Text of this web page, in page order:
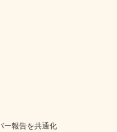
ー報告を共通化